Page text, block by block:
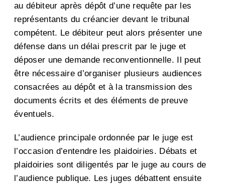
au débiteur après dépôt d’une requête par les
représentants du créancier devant le tribunal
compétent. Le débiteur peut alors présenter une
défense dans un délai prescrit par le juge et
déposer une demande reconventionnelle. Il peut
être nécessaire d’organiser plusieurs audiences
consacrées au dépôt et à la transmission des
documents écrits et des éléments de preuve
éventuels.
L’audience principale ordonnée par le juge est
l’occasion d’entendre les plaidoiries. Débats et
plaidoiries sont diligentés par le juge au cours de
l’audience publique. Les juges débattent ensuite